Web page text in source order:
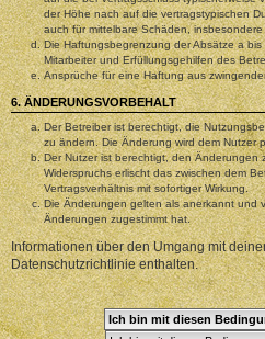
der Höhe nach auf die vertragstypischen
auch für mittelbare Schäden,
Die Haftungsbegrenzung der Absätze a
Mitarbeiter und Erfüllungsgehilfen des
Ansprüche für eine Haftung aus
6. ÄNDERUNGSVORBEHALT
Der Betreiber ist berechtigt, die
zu ändern. Die Änderung wird dem Nutzer
Der Nutzer ist berechtigt, den Änderungen
Widerspruchs erlischt das zwischen dem
Vertragsverhältnis mit sofortiger Wirkung.
Die Änderungen gelten als anerkannt und
Änderungen zugestimmt hat.
Informationen über den Umgang mit
Datenschutzrichtlinie enthalten.